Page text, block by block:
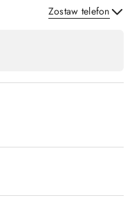
Zostaw telefon